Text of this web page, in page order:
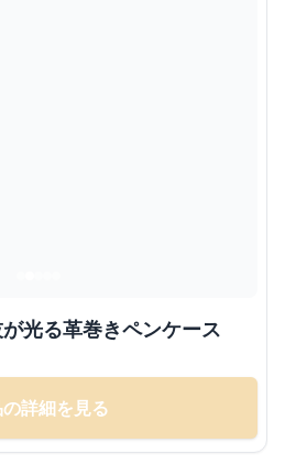
光る革巻きペンケース
詳細を見る